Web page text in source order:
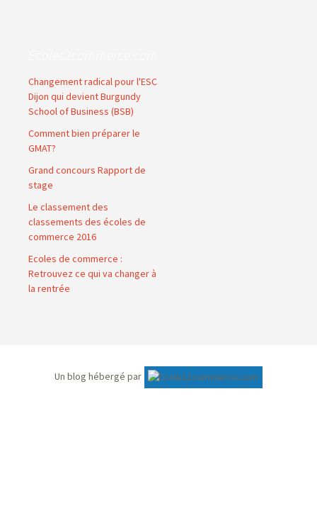
Changement radical pour l'ESC
Dijon qui devient Burgundy
School of Business (BSB)
Comment bien préparer le
GMAT?
Grand concours Rapport de
stage
Le classement des
classements des écoles de
commerce 2016
Ecoles de commerce :
Retrouvez ce qui va changer à
la rentrée
Un blog hébergé par